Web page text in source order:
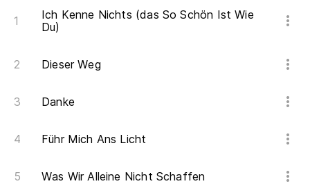
Ich Kenne Nichts (das So Schön Ist Wie
Du)
Dieser Weg
Danke
Führ Mich Ans Licht
Was Wir Alleine Nicht Schaffen